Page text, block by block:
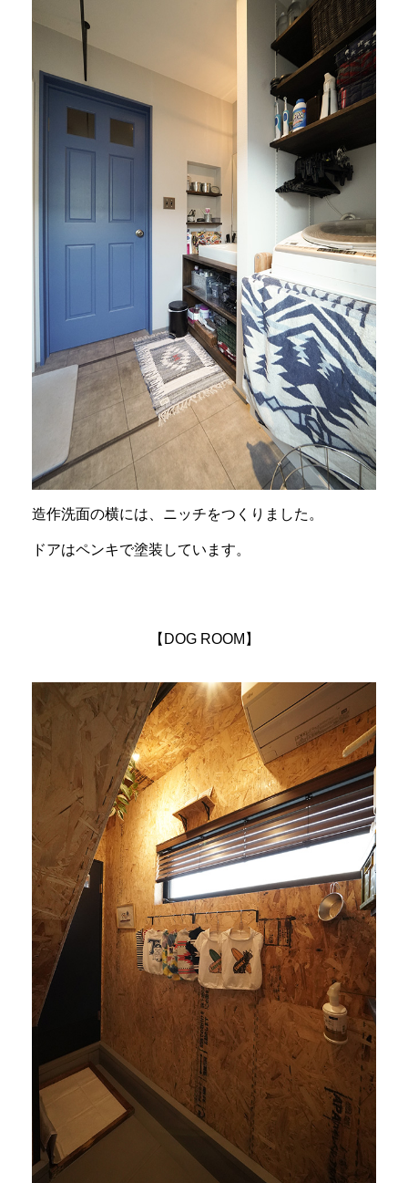
造作洗面の横には、ニッチをつくりました。
ドアはペンキで塗装しています。
【DOG ROOM】